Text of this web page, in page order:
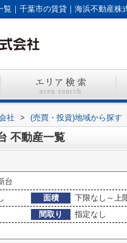
｜千葉市の賃貸｜海浜不動産株
社 > (売買・投資)地域から探す
不動産一覧
台
面積 下限なし～上
間取り
指定なし